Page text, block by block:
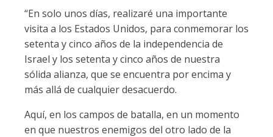
“En solo unos días, realizaré una importante
visita a los Estados Unidos, para conmemorar los
setenta y cinco años de la independencia de
Israel y los setenta y cinco años de nuestra
sólida alianza, que se encuentra por encima y
más allá de cualquier desacuerdo.
Aquí, en los campos de batalla, en un momento
en que nuestros enemigos del otro lado de la